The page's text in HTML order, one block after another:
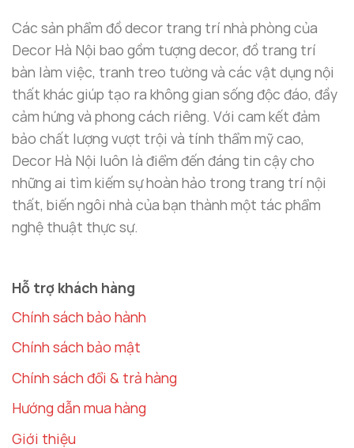
Decor Hà Nội – Thương Hiệu Uy Tín Cho
Đồ Trang Trí Ô Tô Đẹp
Tại Sao Nên Chọn Decor Hà Nội?
Decor Hà Nộilà thương hiệu nổi tiếng trong lĩnh
vựcdecor ô tô, cung cấp các sản phẩm trang trí ô
Các sản phẩm đồ decor trang trí nhà phòng của
Decor Hà Nội bao gồm tượng decor, đồ trang trí
bàn làm việc, tranh treo tường và các vật dụng nội
thất khác giúp tạo ra không gian sống độc đáo, đầy
cảm hứng và phong cách riêng. Với cam kết đảm
bảo chất lượng vượt trội và tính thẩm mỹ cao,
Decor Hà Nội luôn là điểm đến đáng tin cậy cho
những ai tìm kiếm sự hoàn hảo trong trang trí nội
thất, biến ngôi nhà của bạn thành một tác phẩm
nghệ thuật thực sự.
Hỗ trợ khách hàng
Chính sách bảo hành
Chính sách bảo mật
Chính sách đổi & trả hàng
Hướng dẫn mua hàng
Giới thiệu